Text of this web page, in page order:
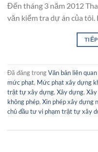
Đến tháng 3 năm 2012
văn kiểm tra dự án của tôi.
Đã đăng trongVăn bản liên
mức phạt, Mức phạt xây dựng
trật tự xây dựng, Xây dựng,
không phép, Xin phép xây dựng
chủ đầu tư vi phạm trật tự xây